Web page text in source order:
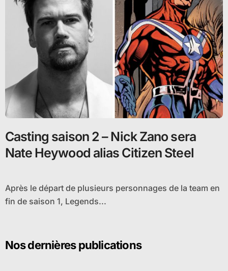
Casting saison 2 – Nick Zano sera
Nate Heywood alias Citizen Steel
Après le départ de plusieurs personnages de la team en
fin de saison 1, Legends...
Nos dernières publications